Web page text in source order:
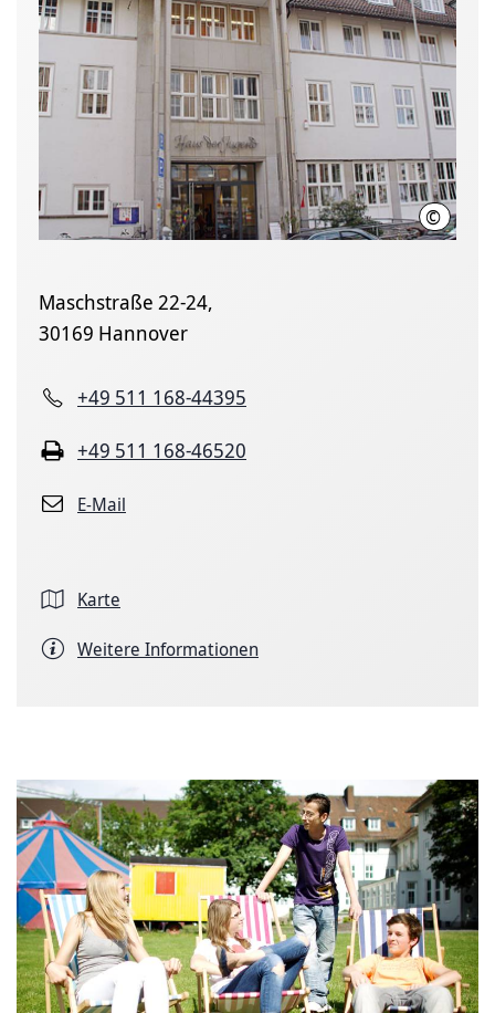
© LHH
Maschstraße 22-24,
30169 Hannover
+49 511 168-44395
+49 511 168-46520
E-Mail
Karte
Weitere Informationen